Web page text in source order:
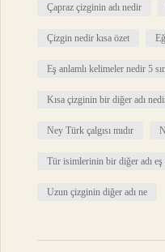
Çapraz çizginin adı nedir
Çizgin nedir kısa özet
Eş anlamlı kelimeler nedir 5
Kısa çizginin bir diğer adı
Ney Türk çalgısı mıdır
Tür isimlerinin bir diğer adı eş
Uzun çizginin diğer adı ne